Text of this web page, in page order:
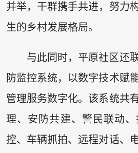
并举，干群携手共进，努力
生的乡村发展格局。
与此同时，平原社区还
防监控系统，以数字技术赋
管理服务数字化。该系统共
理、安防共建、警民联动
控、车辆抓拍、远程对话、